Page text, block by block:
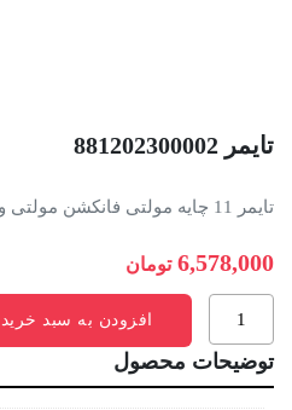
تايمر 881202300002
تايمر 11 چايه مولتی فانکشن مولتی ولتاژ
6,578,000 تومان
881202300002
عدد
افزودن به سبد خرید
توضیحات محصول